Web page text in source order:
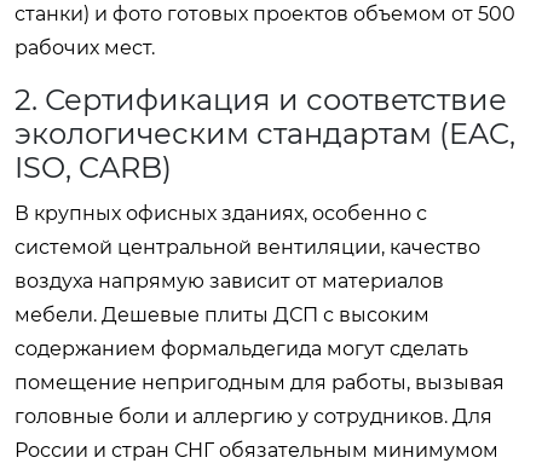
станки) и фото готовых проектов объемом от 500
рабочих мест.
2. Сертификация и соответствие
экологическим стандартам (EAC,
ISO, CARB)
В крупных офисных зданиях, особенно с
системой центральной вентиляции, качество
воздуха напрямую зависит от материалов
мебели. Дешевые плиты ДСП с высоким
содержанием формальдегида могут сделать
помещение непригодным для работы, вызывая
головные боли и аллергию у сотрудников. Для
России и стран СНГ обязательным минимумом